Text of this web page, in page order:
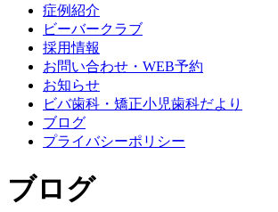
症例紹介
ビーバークラブ
採用情報
お問い合わせ・WEB予約
お知らせ
ビバ歯科・矯正小児歯科だより
ブログ
プライバシーポリシー
ブログ